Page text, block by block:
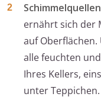
ernährt sich der
auf
alle feuchten
Ihres Kellers,
unter